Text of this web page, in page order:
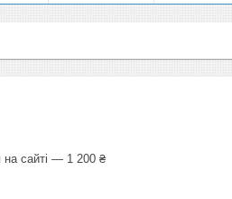
на сайті — 1 200 ₴